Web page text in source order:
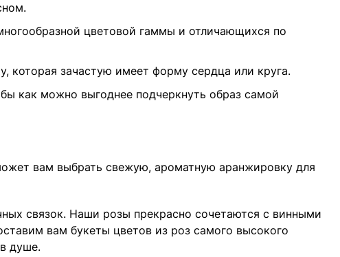
цветовой гаммы и отличающихся по
которая зачастую имеет форму сердца или круга.
как можно выгоднее подчеркнуть образ самой
вам выбрать свежую, ароматную аранжировку для
связок. Наши розы прекрасно сочетаются с винными
вам букеты цветов из роз самого высокого
душе.